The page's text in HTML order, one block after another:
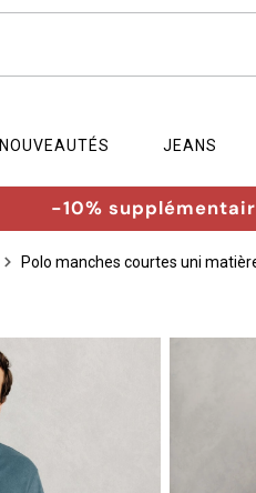
NOUVEAUTÉS JEANS
-10%
Polo manches courtes uni